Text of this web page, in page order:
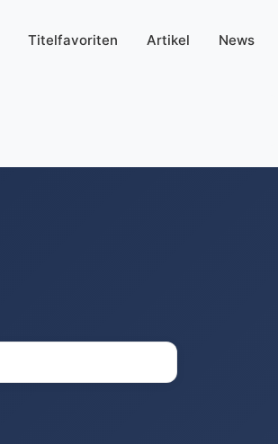
Titelfavoriten Artikel News